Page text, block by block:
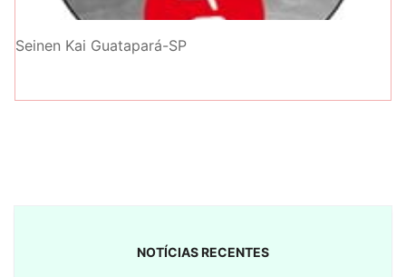
Seinen Kai Guatapará-SP
NOTÍCIAS RECENTES